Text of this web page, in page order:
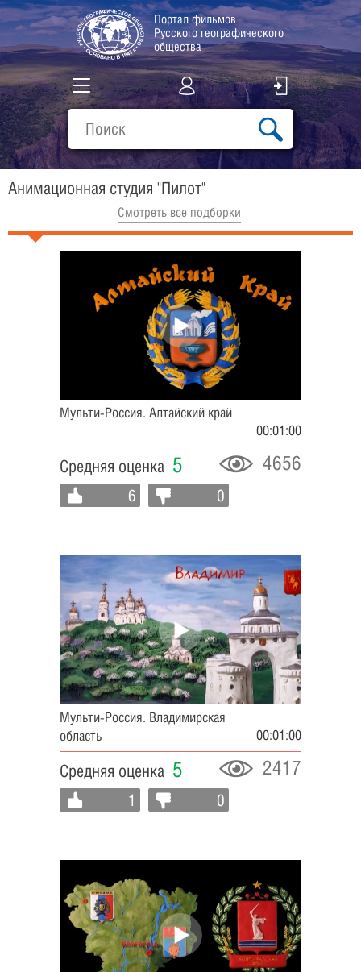
Портал фильмов
Русского географического
общества
Все фильмы
Подборки
О проекте
Анимационная студия "Пилот"
Cмотреть все подборки
Мульти-Россия. Алтайский край
00:01:00
Средняя оценка 5 4656
6 0
Мульти-Россия. Владимирская
область
00:01:00
Средняя оценка 5 2417
1 0